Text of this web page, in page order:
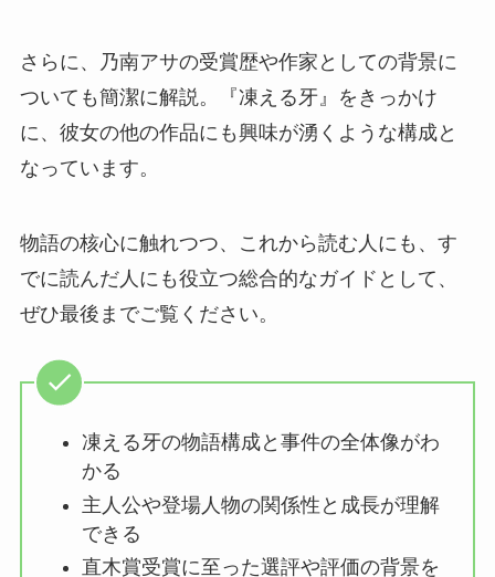
さらに、乃南アサの受賞歴や作家としての背景に
ついても簡潔に解説。『凍える牙』をきっかけ
に、彼女の他の作品にも興味が湧くような構成と
なっています。
物語の核心に触れつつ、これから読む人にも、す
でに読んだ人にも役立つ総合的なガイドとして、
ぜひ最後までご覧ください。
凍える牙の物語構成と事件の全体像がわ
かる
主人公や登場人物の関係性と成長が理解
できる
直木賞受賞に至った選評や評価の背景を